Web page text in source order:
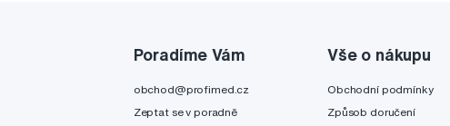
Poradíme Vám
obchod@profimed.cz
Zeptat se v poradně
Vše o nákupu
Obchodní podmínky
Způsob doručení